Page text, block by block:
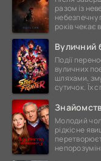
разом із
небезпечну
років чекає
Вуличний
Події
вуличних
шляхами,
сутичок. Їх
Молодий
рідкісне